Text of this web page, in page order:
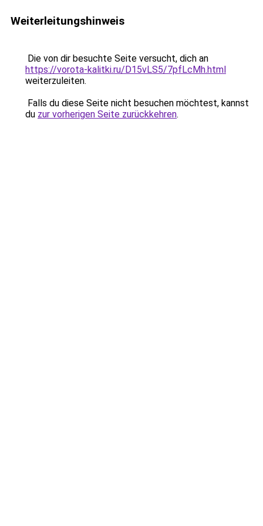
Weiterleitungshinweis
Die von dir besuchte Seite versucht, dich an
https://vorota-kalitki.ru/D15vLS5/7pfLcMh.html
weiterzuleiten.
Falls du diese Seite nicht besuchen möchtest, kannst
du zur vorherigen Seite zurückkehren.